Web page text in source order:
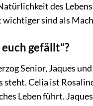
des Lebens
wichtiger sind als
gefällt“?
Senior, Jaques
Celia ist
Leben führt.